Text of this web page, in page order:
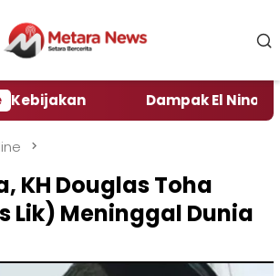
Dampak El Nino,
KH Douglas Toha
Lik) Meninggal Dunia